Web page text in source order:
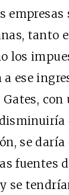
tanto
los
ese
se daría
fuentes
se